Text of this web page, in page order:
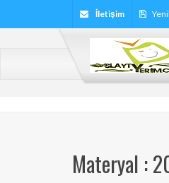
İletişim
Materyal :